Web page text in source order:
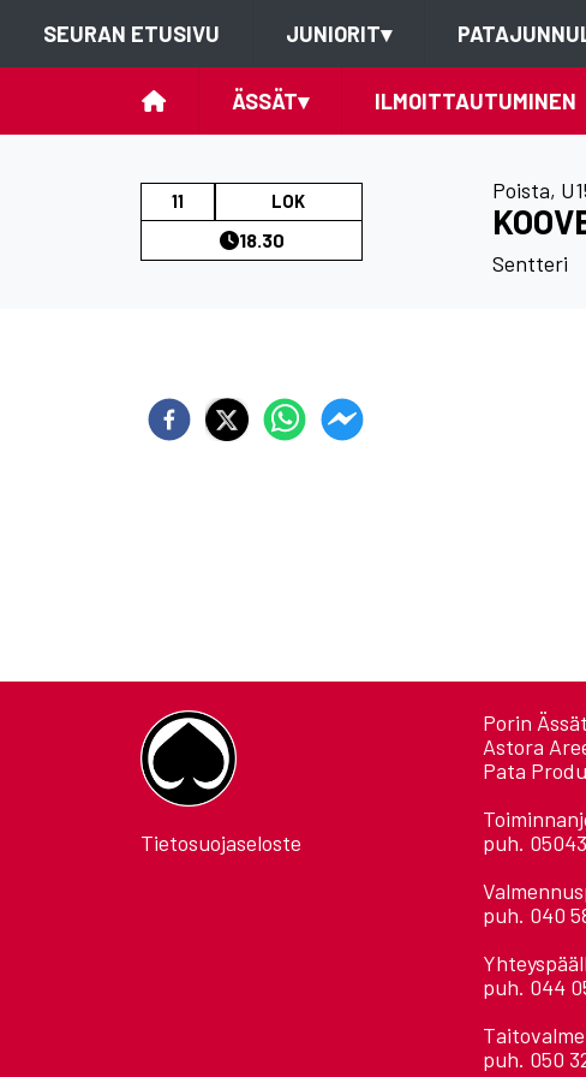
SEURAN ETUSIVU JUNIORIT▾
ÄSSÄT▾ ILMOITTAUTUMINEN
11 LOK
18.30
Poista,
Sentteri
Tietosuojaseloste
Porin
Astora
Pata
puh.
puh. 040
puh. 044
puh. 050